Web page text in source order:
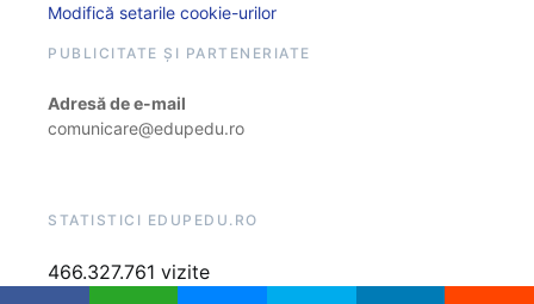
Modifică setarile cookie-urilor
PUBLICITATE ȘI PARTENERIATE
Adresă de e-mail
comunicare@edupedu.ro
STATISTICI EDUPEDU.RO
466.327.761 vizite